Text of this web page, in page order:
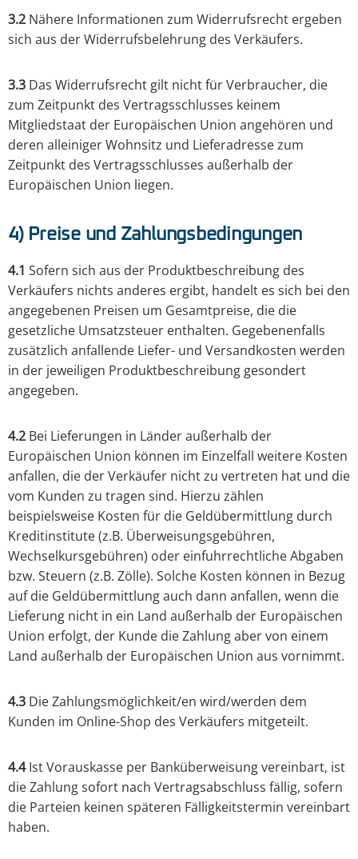
3.2 Nähere Informationen zum Widerrufsrecht ergeben
sich aus der Widerrufsbelehrung des Verkäufers.
3.3 Das Widerrufsrecht gilt nicht für Verbraucher, die
zum Zeitpunkt des Vertragsschlusses keinem
Mitgliedstaat der Europäischen Union angehören und
deren alleiniger Wohnsitz und Lieferadresse zum
Zeitpunkt des Vertragsschlusses außerhalb der
Europäischen Union liegen.
4) Preise und Zahlungsbedingungen
4.1 Sofern sich aus der Produktbeschreibung des
Verkäufers nichts anderes ergibt, handelt es sich bei den
angegebenen Preisen um Gesamtpreise, die die
gesetzliche Umsatzsteuer enthalten. Gegebenenfalls
zusätzlich anfallende Liefer- und Versandkosten werden
in der jeweiligen Produktbeschreibung gesondert
angegeben.
4.2 Bei Lieferungen in Länder außerhalb der
Europäischen Union können im Einzelfall weitere Kosten
anfallen, die der Verkäufer nicht zu vertreten hat und die
vom Kunden zu tragen sind. Hierzu zählen
beispielsweise Kosten für die Geldübermittlung durch
Kreditinstitute (z.B. Überweisungsgebühren,
Wechselkursgebühren) oder einfuhrrechtliche Abgaben
bzw. Steuern (z.B. Zölle). Solche Kosten können in Bezug
auf die Geldübermittlung auch dann anfallen, wenn die
Lieferung nicht in ein Land außerhalb der Europäischen
Union erfolgt, der Kunde die Zahlung aber von einem
Land außerhalb der Europäischen Union aus vornimmt.
4.3 Die Zahlungsmöglichkeit/en wird/werden dem
Kunden im Online-Shop des Verkäufers mitgeteilt.
4.4Ist Vorauskasse per Banküberweisung vereinbart, ist
die Zahlung sofort nach Vertragsabschluss fällig, sofern
die Parteien keinen späteren Fälligkeitstermin vereinbart
haben.